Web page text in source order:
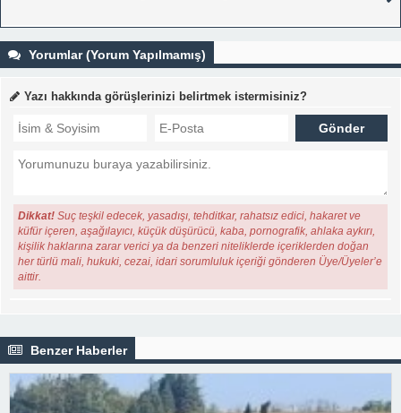
Yorumlar (Yorum Yapılmamış)
Yazı hakkında görüşlerinizi belirtmek istermisiniz?
Dikkat! Suç teşkil edecek, yasadışı, tehditkar, rahatsız edici, hakaret ve
küfür içeren, aşağılayıcı, küçük düşürücü, kaba, pornografik, ahlaka aykırı,
kişilik haklarına zarar verici ya da benzeri niteliklerde içeriklerden doğan
her türlü mali, hukuki, cezai, idari sorumluluk içeriği gönderen Üye/Üyeler’e
aittir.
Benzer Haberler